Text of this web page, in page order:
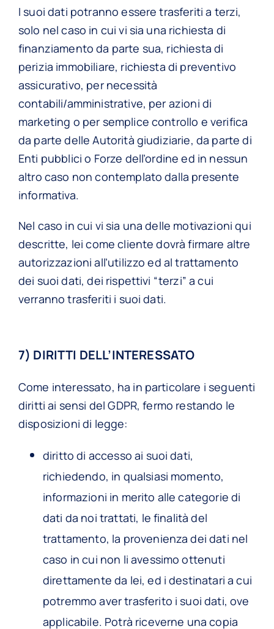
I suoi dati potranno essere trasferiti a terzi,
solo nel caso in cui vi sia una richiesta di
finanziamento da parte sua, richiesta di
perizia immobiliare, richiesta di preventivo
assicurativo, per necessità
contabili/amministrative, per azioni di
marketing o per semplice controllo e verifica
da parte delle Autorità giudiziarie, da parte di
Enti pubblici o Forze dell’ordine ed in nessun
altro caso non contemplato dalla presente
informativa.
Nel caso in cui vi sia una delle motivazioni qui
descritte, lei come cliente dovrà firmare altre
autorizzazioni all’utilizzo ed al trattamento
dei suoi dati, dei rispettivi “terzi” a cui
verranno trasferiti i suoi dati.
7) DIRITTI DELL’INTERESSATO
Come interessato, ha in particolare i seguenti
diritti ai sensi del GDPR, fermo restando le
disposizioni di legge:
diritto di accesso ai suoi dati,
richiedendo, in qualsiasi momento,
informazioni in merito alle categorie di
dati da noi trattati, le finalità del
trattamento, la provenienza dei dati nel
caso in cui non li avessimo ottenuti
direttamente da lei, ed i destinatari a cui
potremmo aver trasferito i suoi dati, ove
applicabile. Potrà riceverne una copia